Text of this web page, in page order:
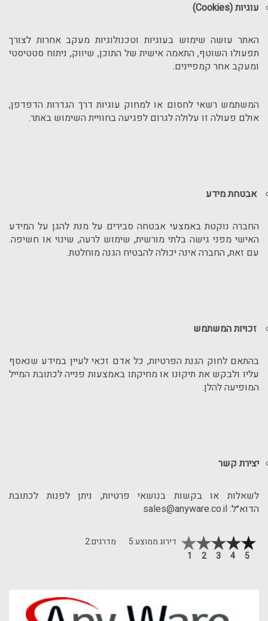
עוגיות (Cookies)
האתר עושה שימוש בעוגיות וטכנולוגיות מעקב אחרות לצורך
תפעולו השוטף, התאמה אישית של התוכן, שיווק, ניתוח סטטיסטי
ומעקב אחר קמפיינים.
המשתמש רשאי לחסום או למחוק עוגיות דרך הגדרות הדפדפן,
אולם פעולה זו עלולה לגרום לפגיעה בחוויית השימוש באתר.
אבטחת מידע
החברה נוקטת באמצעי אבטחה סבירים על מנת להגן על המידע
האישי מפני גישה בלתי מורשית, שימוש לרעה, שינוי או חשיפה.
עם זאת, החברה אינה יכולה להבטיח הגנה מוחלטת.
זכויות המשתמש
בהתאם לחוק הגנת הפרטיות, כל אדם זכאי לעיין במידע שנאסף
עליו ולבקש את תיקונו או מחיקתו באמצעות פנייה לכתובת המייל
המופיעה להלן.
יצירת קשר
לשאלות או בקשות בנושאי פרטיות, ניתן לפנות לכתובת
הדוא״ל:
דירוג ממוצע:5 מדרגים:2
5
4
3
2
1